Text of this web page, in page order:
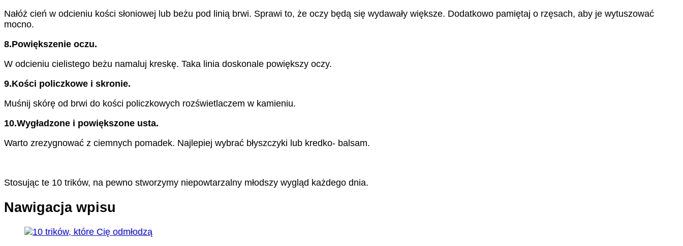
Nałóż cień w odcieniu kości słoniowej lub beżu pod linią brwi. Sprawi to, że oczy będą się wydawały większe. Dodatkowo pamiętaj o rzęsach, aby je wytuszować
mocno.
8.Powiększenie oczu.
W odcieniu cielistego beżu namaluj kreskę. Taka linia doskonale powiększy oczy.
9.Kości policzkowe i skronie.
Muśnij skórę od brwi do kości policzkowych rozświetlaczem w kamieniu.
10.Wygładzone i powiększone usta.
Warto zrezygnować z ciemnych pomadek. Najlepiej wybrać błyszczyki lub kredko- balsam.
Stosując te 10 trików, na pewno stworzymy niepowtarzalny młodszy wygląd każdego dnia.
Nawigacja wpisu